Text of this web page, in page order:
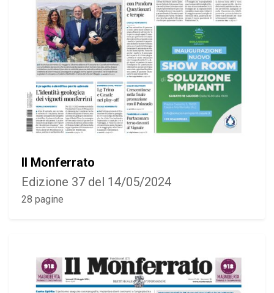
Il Monferrato
Edizione 37 del 14/05/2024
28 pagine